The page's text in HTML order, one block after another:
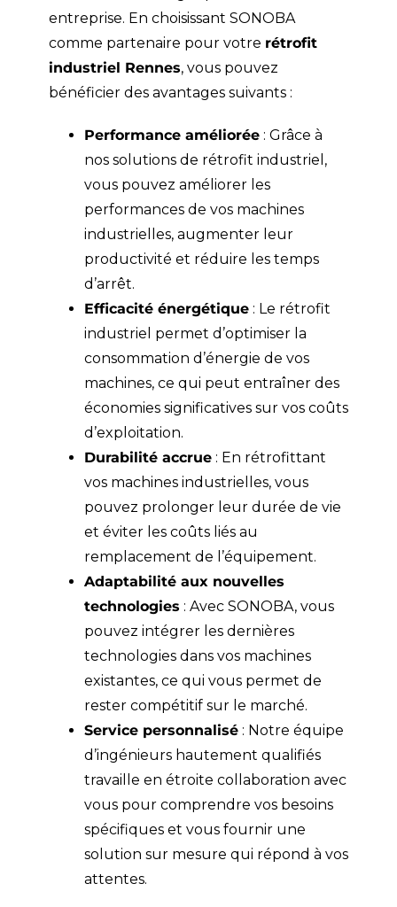
entreprise. En choisissant SONOBA
comme partenaire pour votre rétrofit
industriel Rennes, vous pouvez
bénéficier des avantages suivants :
Performance améliorée : Grâce à
nos solutions de rétrofit industriel,
vous pouvez améliorer les
performances de vos machines
industrielles, augmenter leur
productivité et réduire les temps
d’arrêt.
Efficacité énergétique : Le rétrofit
industriel permet d’optimiser la
consommation d’énergie de vos
machines, ce qui peut entraîner des
économies significatives sur vos coûts
d’exploitation.
Durabilité accrue : En rétrofittant
vos machines industrielles, vous
pouvez prolonger leur durée de vie
et éviter les coûts liés au
remplacement de l’équipement.
Adaptabilité aux nouvelles
technologies : Avec SONOBA, vous
pouvez intégrer les dernières
technologies dans vos machines
existantes, ce qui vous permet de
rester compétitif sur le marché.
Service personnalisé : Notre équipe
d’ingénieurs hautement qualifiés
travaille en étroite collaboration avec
vous pour comprendre vos besoins
spécifiques et vous fournir une
solution sur mesure qui répond à vos
attentes.